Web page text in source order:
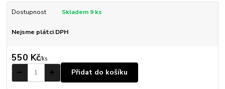
Dostupnost Skladem 9 ks
Nejsme plátci DPH
550 Kč/ks
Přidat do košíku